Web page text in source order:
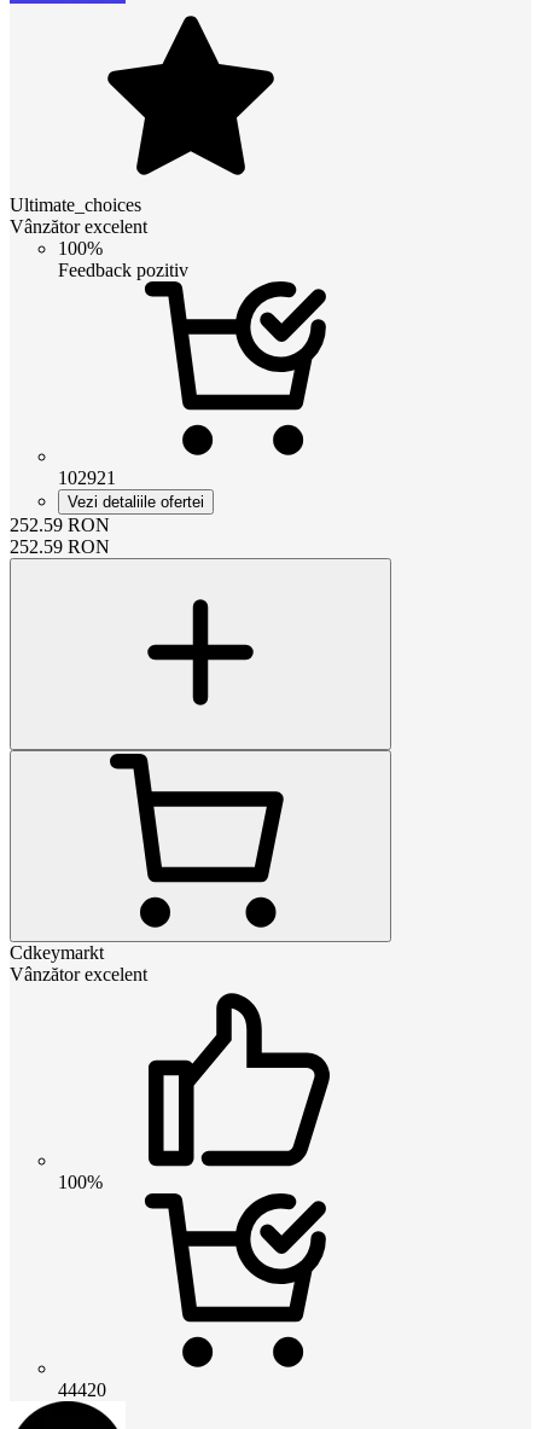
Ultimate_choices
Vânzător excelent
100%
Feedback pozitiv
102921
Vezi detaliile ofertei
252.59 RON
252.59 RON
Cdkeymarkt
Vânzător excelent
100%
44420